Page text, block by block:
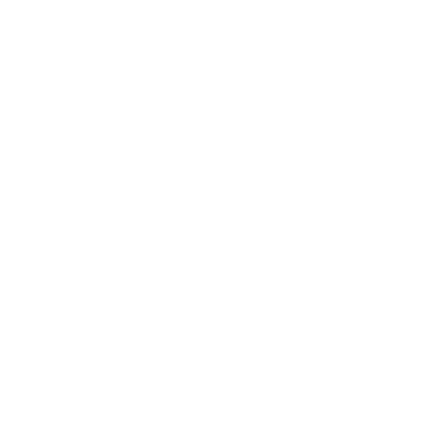
şeydir.” (Ahmed b. Hanbel,
Tüm bunları ifade ederken
ifade ettiğimiz hususlarda
Unutulmamalıdır ki materyalist
teşekkül etmiş, olaylara,
ettiğimiz materyalist felsefenin
tabuları ve ön yargıları olan bir
içerisinde olmak beyhude bir